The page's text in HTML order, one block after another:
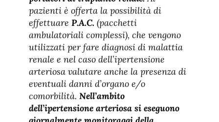
pazienti è offerta la possibilità di
effettuare P.A.C. (pacchetti
ambulatoriali complessi), che vengono
utilizzati per fare diagnosi di malattia
renale e nel caso dell’ipertensione
arteriosa valutare anche la presenza di
eventuali danni d’organo e/o
comorbilità. Nell’ambito
dell’ipertensione arteriosa si eseguono